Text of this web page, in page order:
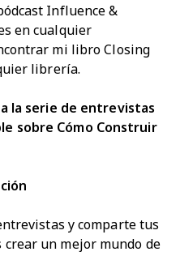
Influence &
en cualquier
mi libro Closing
librería.
a la serie de entrevistas
sobre Cómo Construir
y comparte tus
crear un mejor mundo de